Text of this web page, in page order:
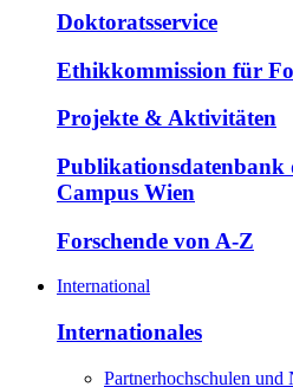
Doktoratsservice
Ethikkommission für
Projekte & Aktivitäten
Publikationsdatenbank
Campus Wien
Forschende von A-Z
International
Internationales
Partnerhochschulen und